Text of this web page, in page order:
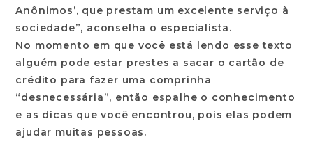
Anônimos’, que prestam um excelente serviço à
sociedade”, aconselha o especialista.
No momento em que você está lendo esse texto
alguém pode estar prestes a sacar o cartão de
crédito para fazer uma comprinha
“desnecessária”, então espalhe o conhecimento
e as dicas que você encontrou, pois elas podem
ajudar muitas pessoas.